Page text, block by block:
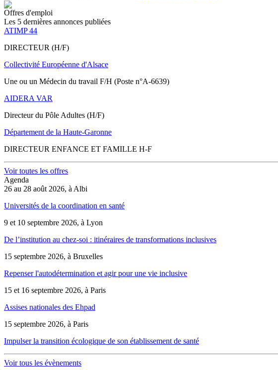
Offres d'emploi
Les 5 dernières annonces publiées
ATIMP 44
DIRECTEUR (H/F)
Collectivité Européenne d'Alsace
Une ou un Médecin du travail F/H (Poste n°A-6639)
AIDERA VAR
Directeur du Pôle Adultes (H/F)
Département de la Haute-Garonne
DIRECTEUR ENFANCE ET FAMILLE H-F
Voir toutes les offres
Agenda
26 au 28 août 2026, à Albi
Universités de la coordination en santé
9 et 10 septembre 2026, à Lyon
De l’institution au chez-soi : itinéraires de transformations inclusives
15 septembre 2026, à Bruxelles
Repenser l'autodétermination et agir pour une vie inclusive
15 et 16 septembre 2026, à Paris
Assises nationales des Ehpad
15 septembre 2026, à Paris
Impulser la transition écologique de son établissement de santé
Voir tous les évènements